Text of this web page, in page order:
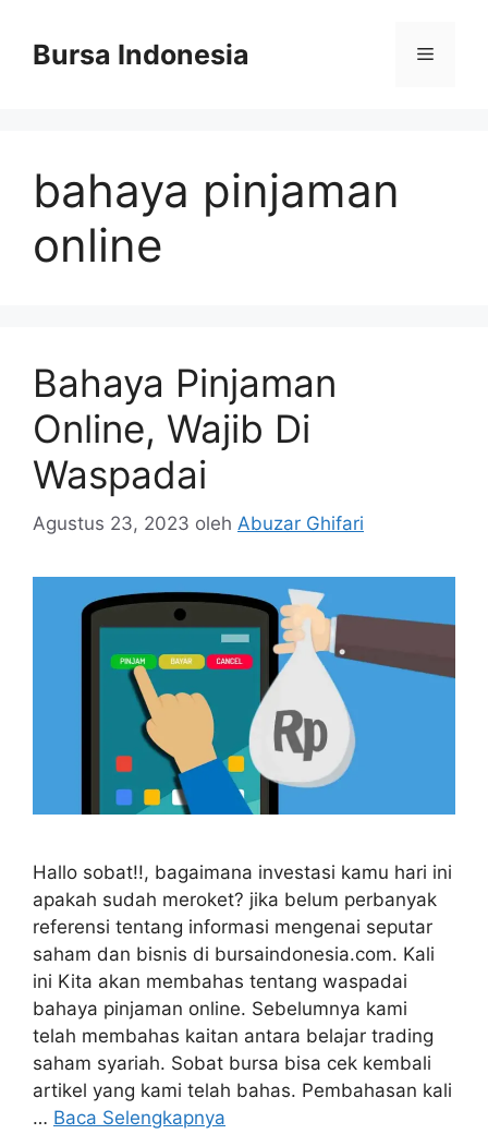
Bursa Indonesia Menu
bahaya pinjaman
online
Bahaya Pinjaman
Online, Wajib Di
Waspadai
Agustus 23, 2023 oleh Abuzar Ghifari
Hallo sobat!!, bagaimana investasi kamu hari ini
apakah sudah meroket? jika belum perbanyak
referensi tentang informasi mengenai seputar
saham dan bisnis di bursaindonesia.com. Kali
ini Kita akan membahas tentang waspadai
bahaya pinjaman online. Sebelumnya kami
telah membahas kaitan antara belajar trading
saham syariah. Sobat bursa bisa cek kembali
artikel yang kami telah bahas. Pembahasan kali
… Baca Selengkapnya